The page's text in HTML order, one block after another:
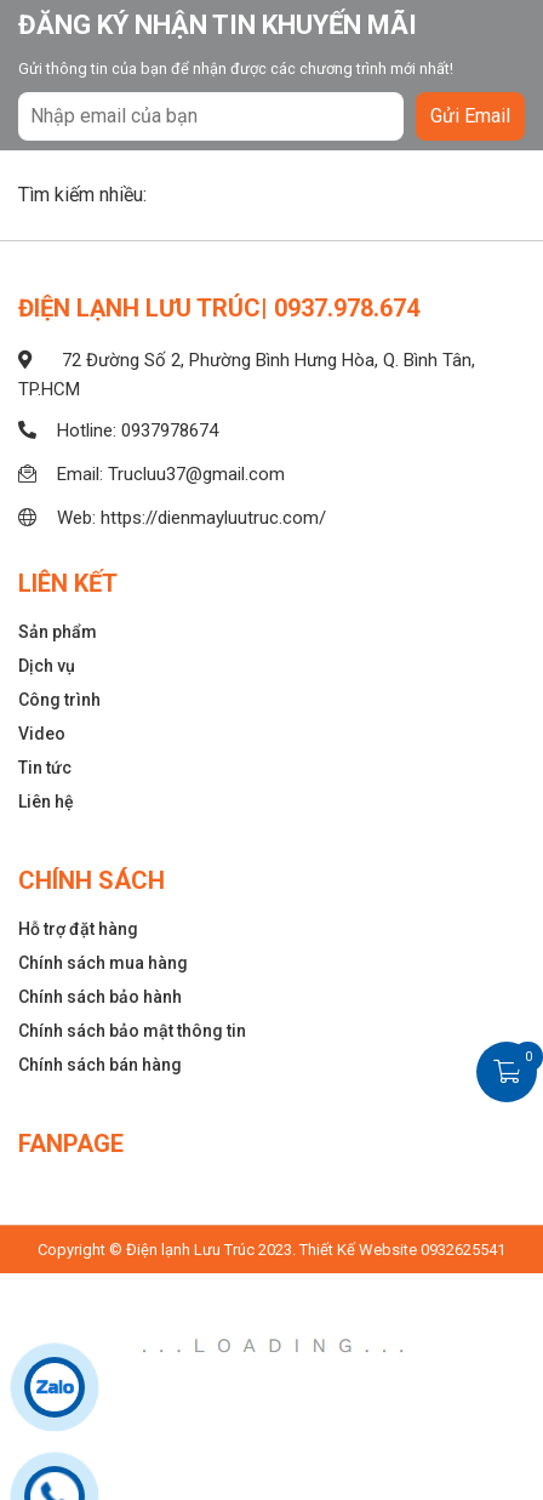
ĐĂNG KÝ NHẬN TIN KHUYẾN MÃI
Gửi thông tin của bạn để nhận được các chương trình mới nhất!
Gửi Email
Tìm kiếm nhiều:
ĐIỆN LẠNH LƯU TRÚC| 0937.978.674
72 Đường Số 2, Phường Bình Hưng Hòa, Q. Bình Tân,
TP.HCM
Hotline: 0937978674
Email: Trucluu37@gmail.com
Web: https://dienmayluutruc.com/
LIÊN KẾT
Sản phẩm
Dịch vụ
Công trình
Video
Tin tức
Liên hệ
CHÍNH SÁCH
Hỗ trợ đặt hàng
Chính sách mua hàng
Chính sách bảo hành
Chính sách bảo mật thông tin
Chính sách bán hàng
FANPAGE
Copyright © Điện lạnh Lưu Trúc 2023. Thiết Kế Website 0932625541
0